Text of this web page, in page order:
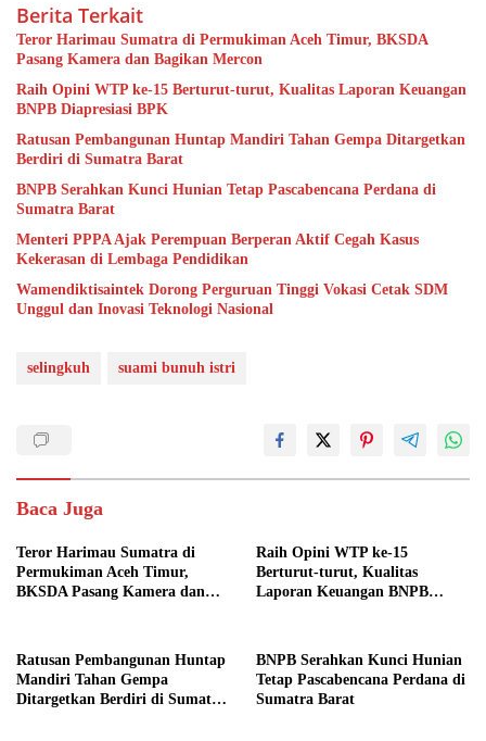
Berita Terkait
Teror Harimau Sumatra di Permukiman Aceh Timur, BKSDA
Pasang Kamera dan Bagikan Mercon
Raih Opini WTP ke-15 Berturut-turut, Kualitas Laporan Keuangan
BNPB Diapresiasi BPK
Ratusan Pembangunan Huntap Mandiri Tahan Gempa Ditargetkan
Berdiri di Sumatra Barat
BNPB Serahkan Kunci Hunian Tetap Pascabencana Perdana di
Sumatra Barat
Menteri PPPA Ajak Perempuan Berperan Aktif Cegah Kasus
Kekerasan di Lembaga Pendidikan
Wamendiktisaintek Dorong Perguruan Tinggi Vokasi Cetak SDM
Unggul dan Inovasi Teknologi Nasional
selingkuh suami bunuh istri
Baca Juga
Teror Harimau Sumatra di
Permukiman Aceh Timur,
BKSDA Pasang Kamera dan
Raih Opini WTP ke-15
Berturut-turut, Kualitas
Laporan Keuangan BNPB
Ratusan Pembangunan Huntap
Mandiri Tahan Gempa
Ditargetkan Berdiri di Sumatra
BNPB Serahkan Kunci Hunian
Tetap Pascabencana Perdana di
Sumatra Barat